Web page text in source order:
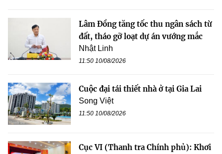
Lâm Đồng tăng tốc thu ngân sách từ
đất, tháo gỡ loạt dự án vướng mắc
Nhật Linh
11:50 10/08/2026
Cuộc đại tái thiết nhà ở tại Gia Lai
Song Việt
11:50 10/08/2026
Cục VI (Thanh tra Chính phủ): Khơi